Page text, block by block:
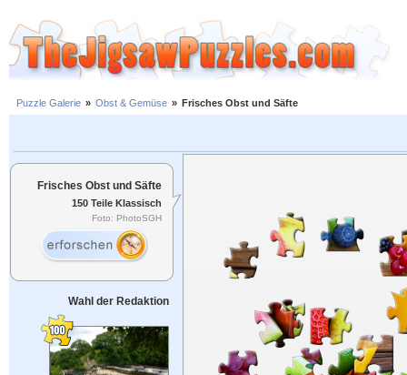
Puzzle Galerie » Obst & Gemüse » Frisches Obst und Säfte
Frisches Obst und Säfte
150 Teile Klassisch
Foto: PhotoSGH
Wahl der Redaktion